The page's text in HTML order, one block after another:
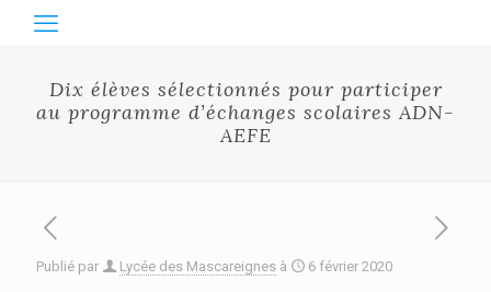
Dix élèves sélectionnés pour participer
au programme d’échanges scolaires ADN-
AEFE
Publié par Lycée des Mascareignes à 6 février 2020